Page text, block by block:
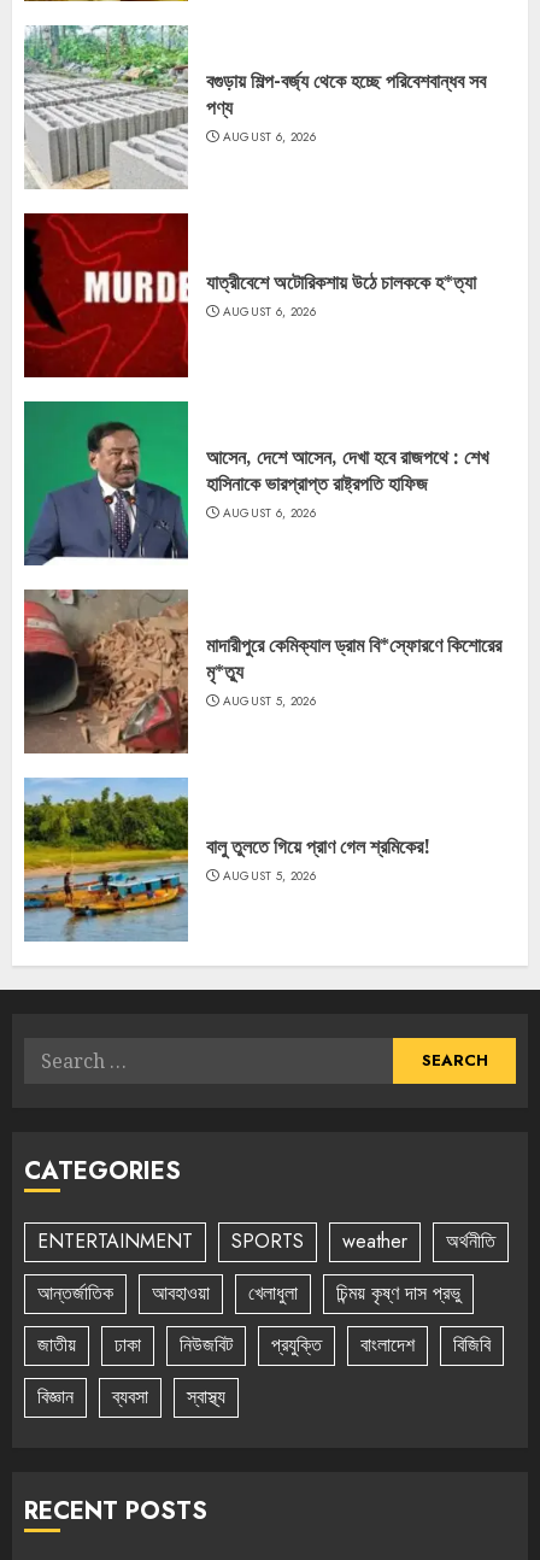
বগুড়ায় শিল্প-বর্জ্য থেকে হচ্ছে পরিবেশবান্ধব সব
পণ্য
AUGUST 6, 2026
যাত্রীবেশে অটোরিকশায় উঠে চালককে হ*ত্যা
AUGUST 6, 2026
আসেন, দেশে আসেন, দেখা হবে রাজপথে : শেখ
হাসিনাকে ভারপ্রাপ্ত রাষ্ট্রপতি হাফিজ
AUGUST 6, 2026
মাদারীপুরে কেমিক্যাল ড্রাম বি*স্ফোরণে কিশোরের
মৃ*ত্যু
AUGUST 5, 2026
বালু তুলতে গিয়ে প্রাণ গেল শ্রমিকের!
AUGUST 5, 2026
Search
CATEGORIES
ENTERTAINMENT SPORTS weather
অর্থনীতি
আন্তর্জাতিক
আবহাওয়া খেলাধুলা
চিন্ময় কৃষ্ণ দাস প্রভু
জাতীয়
ঢাকা নিউজবিট প্রযুক্তি বাংলাদেশ
বিজিবি
বিজ্ঞান
ব্যবসা স্বাস্থ্য
RECENT POSTS